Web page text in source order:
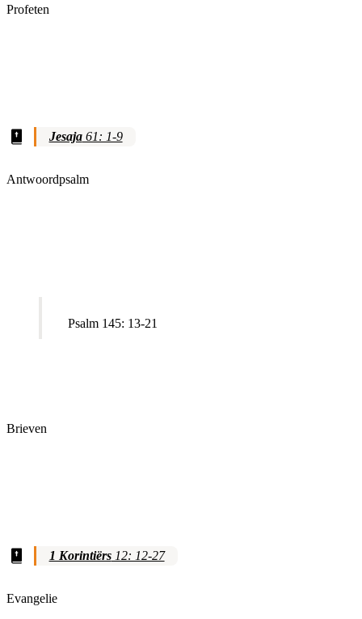
Profeten
Jesaja61: 1-9
Antwoordpsalm
Psalm 145: 13-21
Brieven
1 Korintiërs12: 12-27
Evangelie